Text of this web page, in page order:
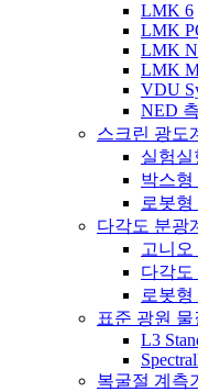
LMK 6
LMK
LMK
LMK
VDU
NED
스크린 광도
실험실
박스형
로봇형
다각도 분광
고니오
다각도
로봇형
표준 광원 물
L3
복굴절 계측기